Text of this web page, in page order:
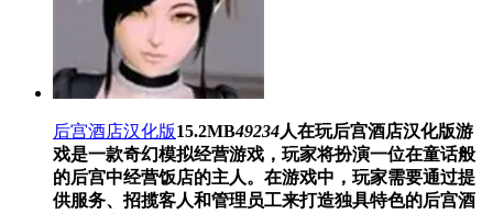
后宫酒店汉化版15.2MB49234人在玩后宫酒店汉化版游
戏是一款奇幻模拟经营游戏，玩家将扮演一位在童话般
的后宫中经营饭店的主人。在游戏中，玩家需要通过提
供服务、招揽客人和管理员工来打造独具特色的后宫酒